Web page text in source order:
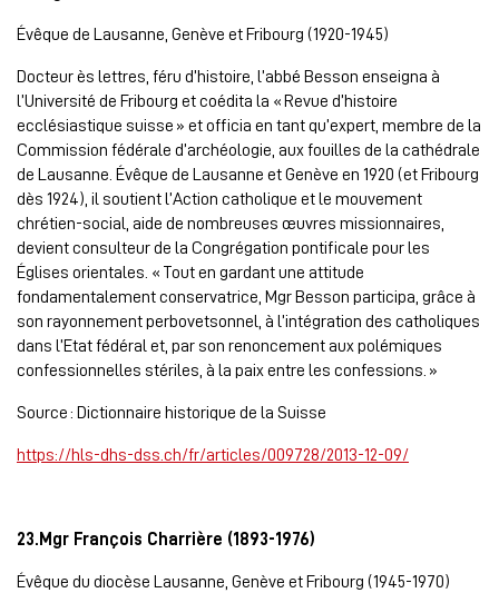
Évêque de Lausanne, Genève et Fribourg (1920-1945)
Docteur ès lettres, féru d’histoire, l’abbé Besson enseigna à
l’Université de Fribourg et coédita la « Revue d’histoire
ecclésiastique suisse » et officia en tant qu’expert, membre de la
Commission fédérale d’archéologie, aux fouilles de la cathédrale
de Lausanne. Évêque de Lausanne et Genève en 1920 (et Fribourg
dès 1924), il soutient l’Action catholique et le mouvement
chrétien-social, aide de nombreuses œuvres missionnaires,
devient consulteur de la Congrégation pontificale pour les
Églises orientales. « Tout en gardant une attitude
fondamentalement conservatrice, Mgr Besson participa, grâce à
son rayonnement perbovetsonnel, à l’intégration des catholiques
dans l’Etat fédéral et, par son renoncement aux polémiques
confessionnelles stériles, à la paix entre les confessions. »
Source : Dictionnaire historique de la Suisse
https://hls-dhs-dss.ch/fr/articles/009728/2013-12-09/
23.Mgr François Charrière (1893-1976)
Évêque du diocèse Lausanne, Genève et Fribourg (1945-1970)